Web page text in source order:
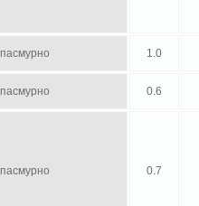
пасмурно 1.0
пасмурно 0.6
пасмурно 0.7